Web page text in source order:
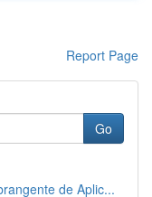
Report Page
Go
de Aplic...